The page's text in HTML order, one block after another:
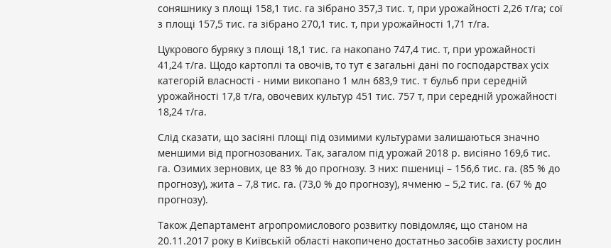
соняшнику з площі 158,1 тис. га зібрано 357,3 тис. т, при урожайності 2,26 т/га; сої
з площі 157,5 тис. га зібрано 270,1 тис. т, при урожайності 1,71 т/га.
Цукрового буряку з площі 18,1 тис. га накопано 747,4 тис. т, при урожайності
41,24 т/га. Щодо картоплі та овочів, то тут є загальні дані по господарствах усіх
категорій власності - ними викопано 1 млн 683,9 тис. т бульб при середній
урожайності 17,8 т/га, овочевих культур 451 тис. 757 т, при середній урожайності
18,24 т/га.
Слід сказати, що засіяні площі під озимими культурами залишаються значно
меншими від прогнозованих. Так, загалом під урожай 2018 р. висіяно 169,6 тис.
га. Озимих зернових, це 83 % до прогнозу. З них: пшениці – 156,6 тис. га. (85 % до
прогнозу), жита – 7,8 тис. га. (73,0 % до прогнозу), ячменю – 5,2 тис. га. (67 % до
прогнозу).
Також Департамент агропромислового розвитку повідомляє, що станом на
20.11.2017 року в Київській області накопичено достатньо засобів захисту рослин